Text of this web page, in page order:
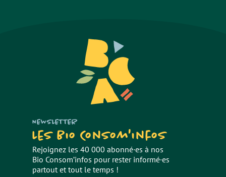
NEWSLETTER
Les Bio Consom'infos
Rejoignez les 40 000 abonné·es à nos
Bio Consom’infos pour rester informé·es
partout et tout le temps !